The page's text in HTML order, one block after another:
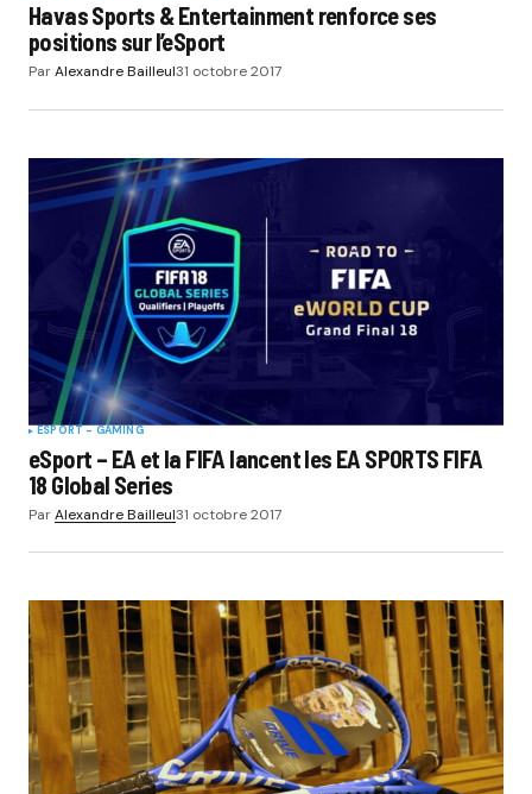
Havas Sports & Entertainment renforce ses
positions sur l’eSport
ParAlexandre Bailleul31 octobre 2017
ESPORT - GAMING
eSport – EA et la FIFA lancent les EA SPORTS FIFA
18 Global Series
ParAlexandre Bailleul31 octobre 2017